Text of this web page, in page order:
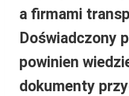
a firmami
Doświadczony
powinien
dokumenty